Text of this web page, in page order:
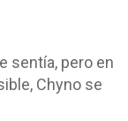
sentía, pero en
Chyno se